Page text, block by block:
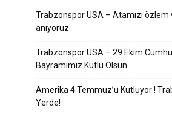
Trabzonspor USA – Atamızı
anıyoruz
Trabzonspor USA – 29 Ekim
Bayramımız Kutlu Olsun
Amerika 4 Temmuz’u Kutluyor !
Yerde!